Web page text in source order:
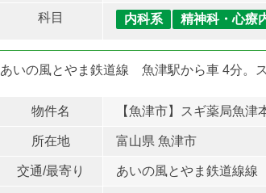
科目 内科系 精神科・心療
あいの風とやま鉄道線 魚津駅から車 4分。
物件名 【魚津市】スギ薬局魚
所在地 富山県 魚津市
交通/最寄り あいの風とやま鉄道線